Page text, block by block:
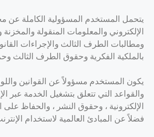
يتحمل المستخدم المسؤولية الكاملة عن
الإلكتروني والمعلومات المنقولة والمخزنة
ومطالبات الطرف الثالث والإجراءات
بالملكية الفكرية وحقوق الطرف الثالث
يكون المستخدم مسؤولاً عن القوانين
والقواعد التي تتعلق بتشغيل الخدمة عبر
الإلكترونية ، وحقوق النشر ، والحفاظ على
فضلاً عن المبادئ العالمية لاستخدام